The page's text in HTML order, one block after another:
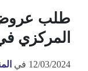
طلب
المركزي
12/03/2024 في